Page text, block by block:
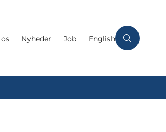
Nyheder Job English